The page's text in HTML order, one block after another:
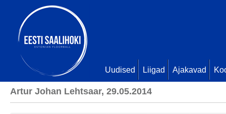
Uudised Liigad Ajakavad
Artur Johan Lehtsaar, 29.05.2014